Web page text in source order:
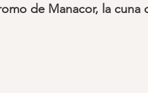
de Manacor, la cuna